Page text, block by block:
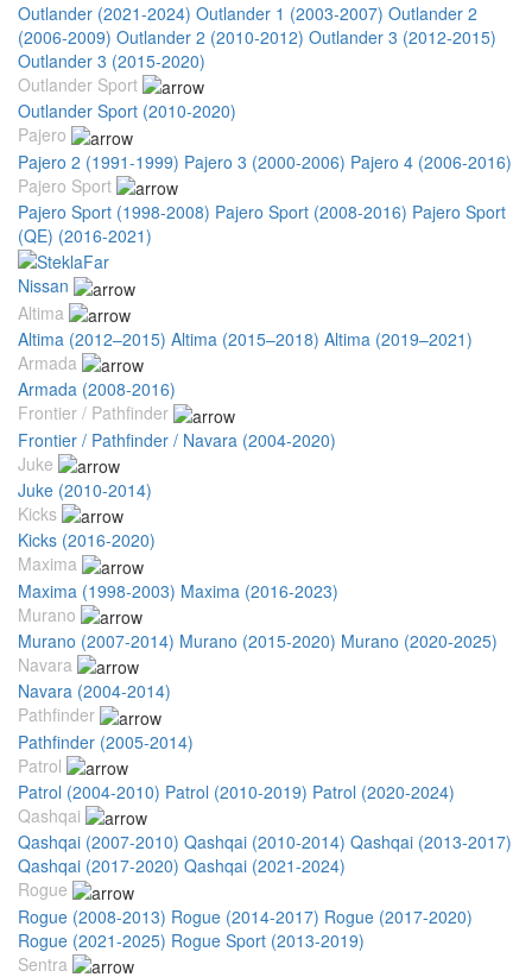
Outlander (2021-2024) Outlander 1 (2003-2007) Outlander 2
(2006-2009) Outlander 2 (2010-2012) Outlander 3 (2012-2015)
Outlander 3 (2015-2020)
Outlander Sport
Outlander Sport (2010-2020)
Pajero
Pajero 2 (1991-1999) Pajero 3 (2000-2006) Pajero 4 (2006-2016)
Pajero Sport
Pajero Sport (1998-2008) Pajero Sport (2008-2016) Pajero Sport
(QE) (2016-2021)
Nissan
Altima
Altima (2012–2015) Altima (2015–2018) Altima (2019–2021)
Armada
Armada (2008-2016)
Frontier / Pathfinder
Frontier / Pathfinder / Navara (2004-2020)
Juke
Juke (2010-2014)
Kicks
Kicks (2016-2020)
Maxima
Maxima (1998-2003) Maxima (2016-2023)
Murano
Murano (2007-2014) Murano (2015-2020) Murano (2020-2025)
Navara
Navara (2004-2014)
Pathfinder
Pathfinder (2005-2014)
Patrol
Patrol (2004-2010) Patrol (2010-2019) Patrol (2020-2024)
Qashqai
Qashqai (2007-2010) Qashqai (2010-2014) Qashqai (2013-2017)
Qashqai (2017-2020) Qashqai (2021-2024)
Rogue
Rogue (2008-2013) Rogue (2014-2017) Rogue (2017-2020)
Rogue (2021-2025) Rogue Sport (2013-2019)
Sentra